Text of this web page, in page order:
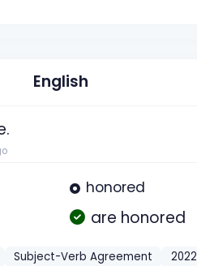
English
honored
are honored
Subject-Verb Agreement 2022